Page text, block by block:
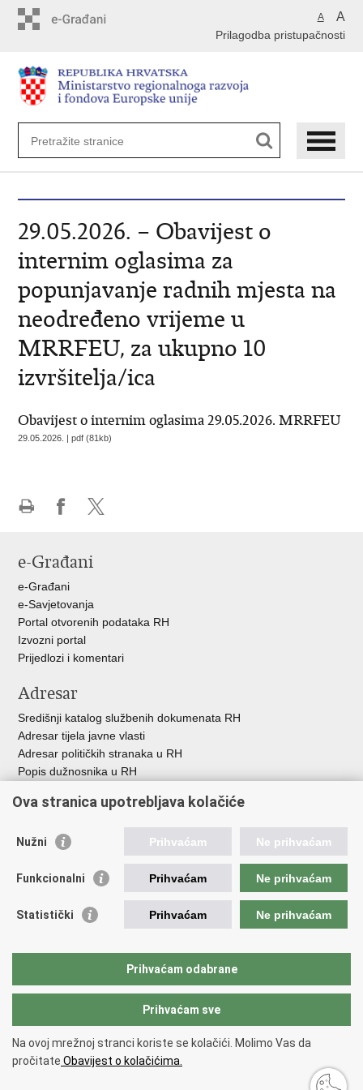
A A
Prilagodba pristupačnosti
29.05.2026. – Obavijest o
internim oglasima za
popunjavanje radnih mjesta na
neodređeno vrijeme u
MRRFEU, za ukupno 10
izvršitelja/ica
Obavijest o internim oglasima 29.05.2026. MRRFEU
29.05.2026. | pdf (81kb)
Facebooku
X-
e-Građani
e-Građani
e-Savjetovanja
Portal otvorenih podataka RH
Izvozni portal
Prijedlozi i komentari
Adresar
Središnji katalog službenih dokumenata RH
Adresar tijela javne vlasti
Adresar političkih stranaka u RH
Popis dužnosnika u RH
Pozivi za žurnu pomoć
Važne poveznice
Strukturni i investicijski fondovi
Središnja agencija za financiranje i ugovaranje
Predstavništvo Europske komisije u Hrvatskoj
Europski parlament
Copyright © 2026 Ministarstvo regionalnoga razvoja i fondova Europske
unije.
Uvjeti korištenja.Izjava o pristupačnosti
Ova stranica upotrebljava kolačiće
Nužni Prihvaćam Ne prihvaćam
Funkcionalni Prihvaćam Ne prihvaćam
Statistički Prihvaćam Ne prihvaćam
Prihvaćam odabrane
Prihvaćam sve
Na ovoj mrežnoj stranci koriste se kolačići. Molimo Vas da
pročitate Obavijest o kolačićima.